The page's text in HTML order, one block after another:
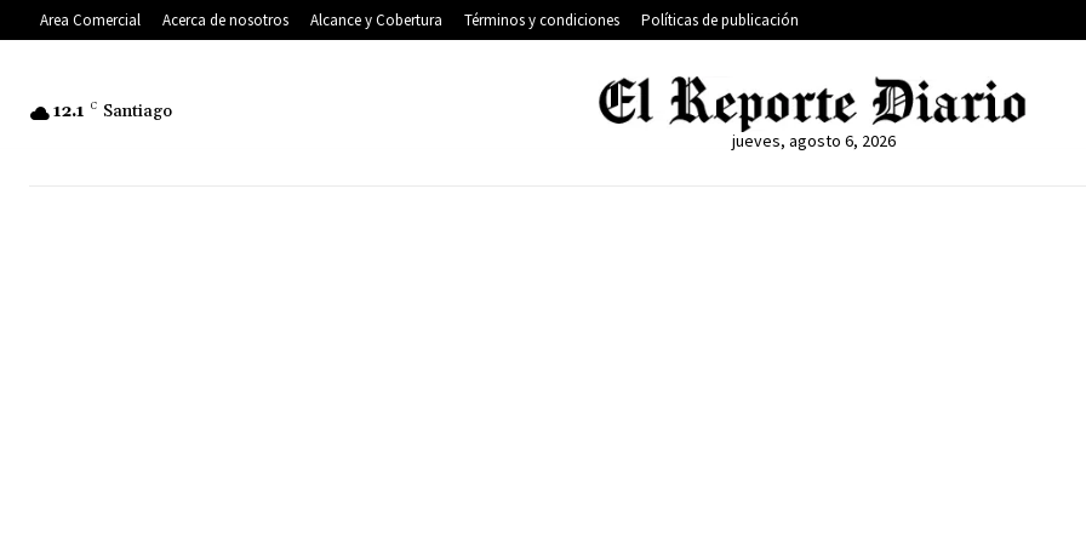
Area Comercial Acerca de nosotros Alcance y Cobertura Términos y condiciones Políticas de publicación
12.1 C Santiago
jueves, agosto 6, 2026